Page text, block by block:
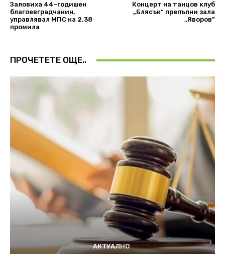
Заловиха 44-годишен
благоевградчанин,
управлявал МПС на 2.38
промила
Концерт на танцов клуб
„Блясък“ препълни зала
„Яворов”
ПРОЧЕТЕТЕ ОЩЕ..
АКТУАЛНО